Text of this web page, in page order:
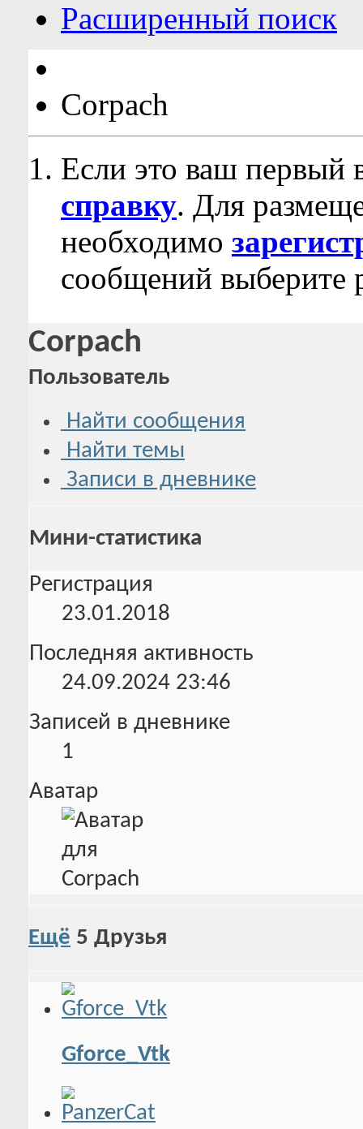
Расширенный поиск
Corpach
Если это ваш первый
справку. Для
необходимо
сообщений выберите
Corpach
Пользователь
Найти сообщения
Найти темы
Записи в дневнике
Мини-статистика
Регистрация
23.01.2018
Последняя активность
24.09.2024 23:46
Записей в дневнике
1
Аватар
Ещё 5 Друзья
Gforce_Vtk